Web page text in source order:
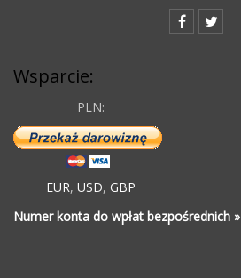
Wsparcie:
PLN:
EUR, USD, GBP
Numer konta do wpłat bezpośrednich »